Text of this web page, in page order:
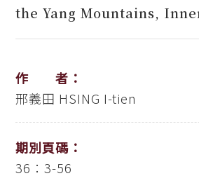
the Yang Mountains,
作 者：
邢義田 HSING I-tien
期別頁碼：
36：3-56